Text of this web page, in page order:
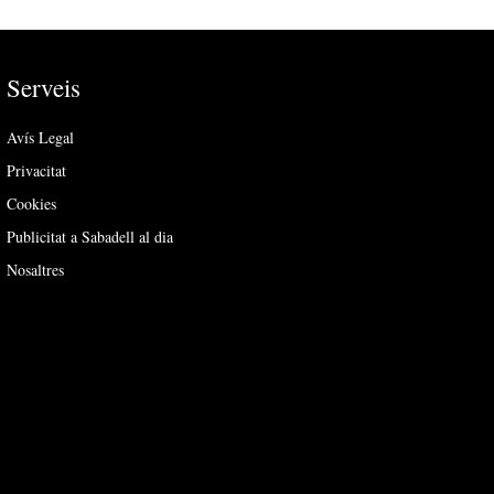
Serveis
Avís Legal
Privacitat
Cookies
Publicitat a Sabadell al dia
Nosaltres